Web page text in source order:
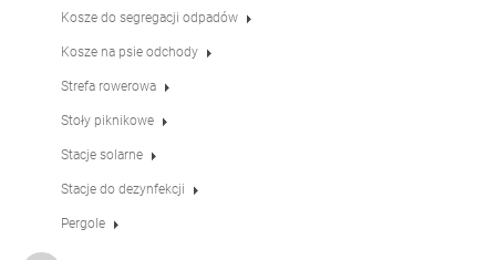
Łańcuchy
łotewski
rumuński
Kosze do segregacji odpadów
Kosze na psie odchody
Strefa rowerowa
Stoły piknikowe
Stacje solarne
Stacje do dezynfekcji
Pergole